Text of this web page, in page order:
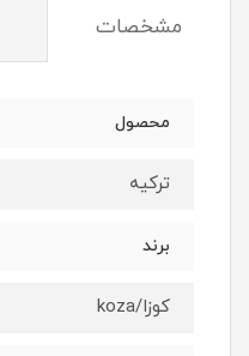
مشخصات
محصول
ترکیه
برند
کوزا/koza